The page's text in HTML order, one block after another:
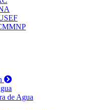
de Agua